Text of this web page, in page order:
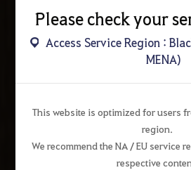
Please check your
Access Service Region :
MENA)
This website is optimized for users
region.
We recommend the NA / EU service
respective